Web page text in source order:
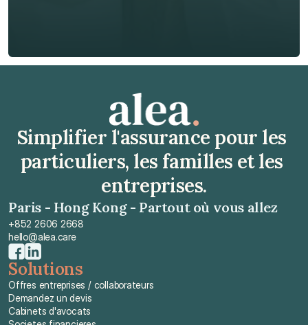
Obtenir un devis gratuit
Simplifier l'assurance pour les
particuliers, les familles et les
entreprises.
Paris - Hong Kong - Partout où vous allez
+852 2606 2668
hello@alea.care
Solutions
Offres entreprises / collaborateurs
Demandez un devis
Cabinets d'avocats